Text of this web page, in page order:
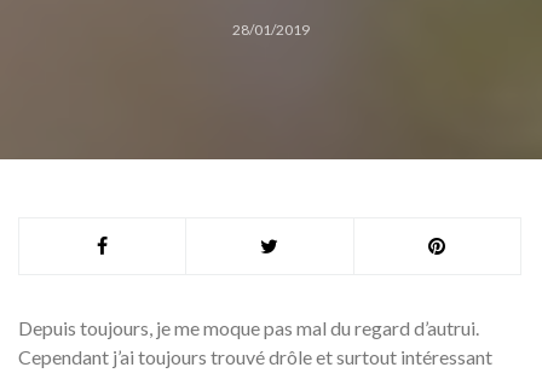
28/01/2019
Depuis toujours, je me moque pas mal du regard d’autrui.
Cependant j’ai toujours trouvé drôle et surtout intéressant